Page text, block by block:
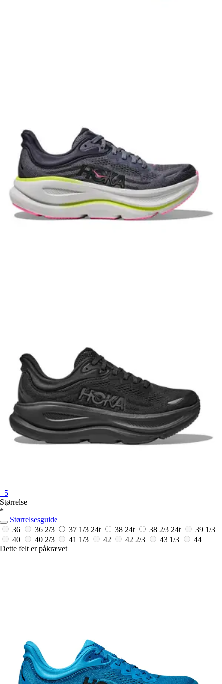
+5
Størrelse
*
Størrelsesguide
36
36 2/3 37 1/3 24t 38 24t 38 2/3 24t
39 1/3
40
40 2/3 41 1/3 42 42 2/3 43 1/3
44
Dette felt er påkrævet